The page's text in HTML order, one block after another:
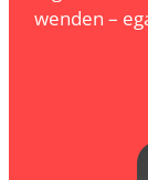
wenden –